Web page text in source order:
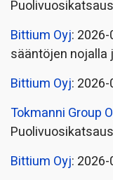
Puolivuosikatsaus
Bittium Oyj:
sääntöjen
Bittium Oyj:
Tokmanni Group
Puolivuosikatsaus
Bittium Oyj: